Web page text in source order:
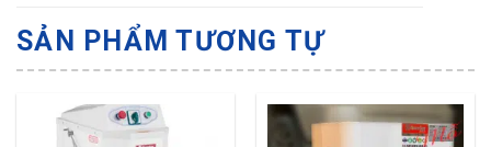
SẢN PHẨM TƯƠNG TỰ